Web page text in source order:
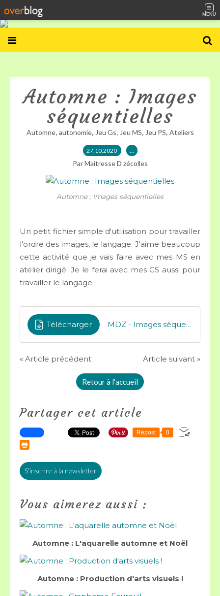
MENU
Automne : Images
séquentielles
Automne, autonomie, Jeu Gs, Jeu MS, Jeu PS, Ateliers
27.10.2020 …
Par Maitresse D zécolles
Automne ; Images séquentielles
Un petit fichier simple d'utilisation pour travailler
l'ordre des images, le langage. J'aime beaucoup
cette activité que je vais faire avec mes MS en
atelier dirigé. Je le ferai avec mes GS aussi pour
travailler le langage.
Télécharger MDZ - Images séquentielles automne
« Article précédent Article suivant »
Retour à l'accueil
Partager cet article
Repost 0
S'inscrire à la newsletter
Vous aimerez aussi :
Automne : L'aquarelle automne et Noël
Automne : Production d'arts visuels !